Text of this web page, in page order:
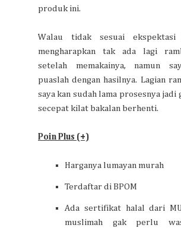
produk ini.
Walau tidak sesuai ekspektasi
mengharapkan tak ada lagi
setelah memakainya, namun
puaslah dengan hasilnya. Lagian
saya kan sudah lama prosesnya jadi
secepat kilat bakalan berhenti.
Poin Plus (+)
Harganya lumayan murah
Terdaftar di BPOM
Ada sertifikat halal dari
muslimah gak perlu